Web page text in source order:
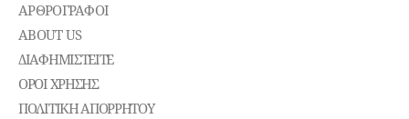
ΑΡΘΡΟΓΡΑΦΟΙ
ABOUT US
ΔΙΑΦΗΜΙΣΤΕΊΤΕ
ΌΡΟΙ ΧΡΉΣΗΣ
ΠΟΛΙΤΙΚΉ ΑΠΟΡΡΉΤΟΥ